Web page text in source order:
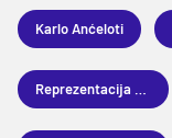
Karlo Anćeloti